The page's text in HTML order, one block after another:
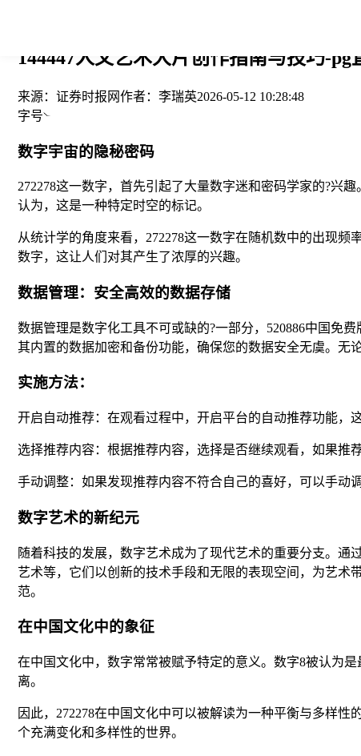
144447人文艺术大片创作指南与技巧-pg
来源： 证券时报网作者： 李瑞英2026-05-12 10:28:48
字号
数字宇宙的隐秘密码
272278这一数字，首先引起了大量数字迷和密码学家的?兴
认为，这是一种特定时空的标记。
从统计学的角度来看，272278这一数字在随机数中的出现
数字，这让人们对其产生了浓厚的兴趣。
数据管理：安全高效的数据存储
数据管理是数字化工具不可或缺的?一部分，520886中国免
其内置的数据加密和备份功能，确保您的数据安全无虞。无
实施方法：
开启自动推荐：在观看过程中，开启平台的自动推荐功能，
选择推荐内容：根据推荐内容，选择是否继续观看，如果推
手动调整：如果发现推荐内容不符合自己的喜好，可以手动
数字艺术的新纪元
随着科技的发展，数字艺术成为了现代艺术的重要分支。
艺术等，它们以创新的技术手段和无限的表现空间，为艺术
范。
在中国文化中的象征
在中国文化中，数字常常被赋予特定的意义。数字8被认为
离。
因此，272278在中国文化中可以被解读为一种平衡与多样
个充满变化和多样性的世界。